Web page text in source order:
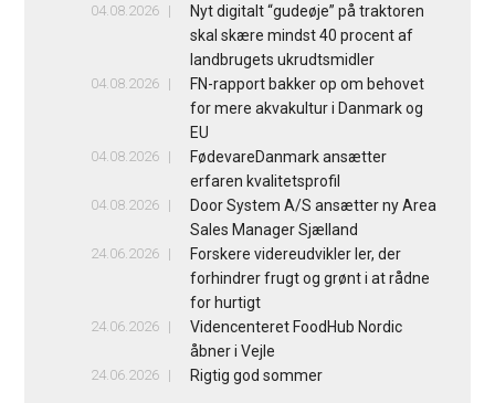
04.08.2026
Nyt digitalt “gudeøje” på traktoren
skal skære mindst 40 procent af
landbrugets ukrudtsmidler
04.08.2026
FN-rapport bakker op om behovet
for mere akvakultur i Danmark og
EU
04.08.2026
FødevareDanmark ansætter
erfaren kvalitetsprofil
04.08.2026
Door System A/S ansætter ny Area
Sales Manager Sjælland
24.06.2026
Forskere videreudvikler ler, der
forhindrer frugt og grønt i at rådne
for hurtigt
24.06.2026
Videncenteret FoodHub Nordic
åbner i Vejle
24.06.2026 Rigtig god sommer